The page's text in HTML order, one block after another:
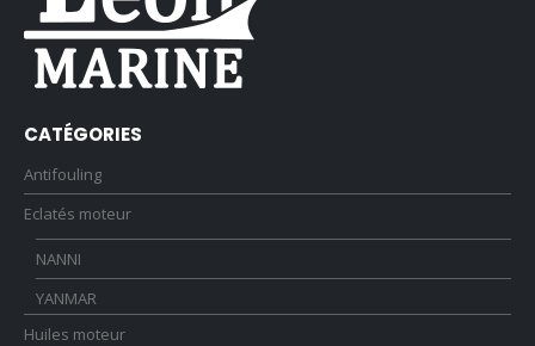
CATÉGORIES
Antifouling
Eclatés moteur
NANNI
YANMAR
Huiles moteur